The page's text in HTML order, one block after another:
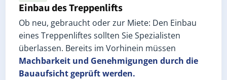
Einbau des Treppenlifts
Ob neu, gebraucht oder zur Miete: Den Einbau
eines Treppenliftes sollten Sie Spezialisten
überlassen. Bereits im Vorhinein müssen
Machbarkeit und Genehmigungen durch die
Bauaufsicht geprüft werden.